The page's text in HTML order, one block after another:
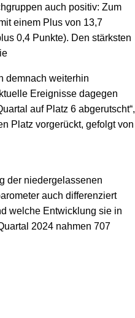
auch positiv: Zum
einem Plus von 13,7
0,4 Punkte). Den stärksten
demnach weiterhin
Ereignisse dagegen
auf Platz 6 abgerutscht“,
Platz vorgerückt, gefolgt von
der niedergelassenen
auch differenziert
welche Entwicklung sie in
2024 nahmen 707